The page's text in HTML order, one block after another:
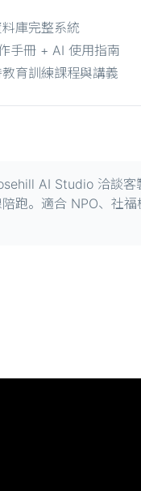
庫完整系統
手冊 + AI 使用指南
育訓練課程與講義
AI Studio 洽談客
跑。適合 NPO、社